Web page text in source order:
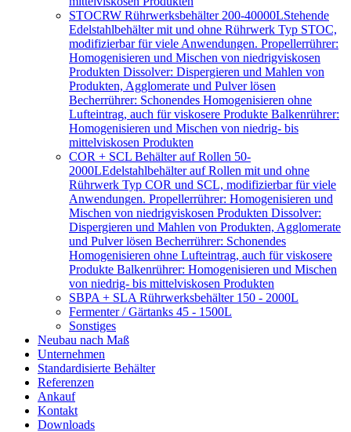
STOCRW Rührwerksbehälter 200-40000LStehende
Edelstahlbehälter mit und ohne Rührwerk Typ STOC,
modifizierbar für viele Anwendungen. Propellerrührer:
Homogenisieren und Mischen von niedrigviskosen
Produkten Dissolver: Dispergieren und Mahlen von
Produkten, Agglomerate und Pulver lösen
Becherrührer: Schonendes Homogenisieren ohne
Lufteintrag, auch für viskosere Produkte Balkenrührer:
Homogenisieren und Mischen von niedrig- bis
mittelviskosen Produkten
COR + SCL Behälter auf Rollen 50-
2000LEdelstahlbehälter auf Rollen mit und ohne
Rührwerk Typ COR und SCL, modifizierbar für viele
Anwendungen. Propellerrührer: Homogenisieren und
Mischen von niedrigviskosen Produkten Dissolver:
Dispergieren und Mahlen von Produkten, Agglomerate
und Pulver lösen Becherrührer: Schonendes
Homogenisieren ohne Lufteintrag, auch für viskosere
Produkte Balkenrührer: Homogenisieren und Mischen
von niedrig- bis mittelviskosen Produkten
SBPA + SLA Rührwerksbehälter 150 - 2000L
Fermenter / Gärtanks 45 - 1500L
Sonstiges
Neubau nach Maß
Unternehmen
Standardisierte Behälter
Referenzen
Ankauf
Kontakt
Downloads